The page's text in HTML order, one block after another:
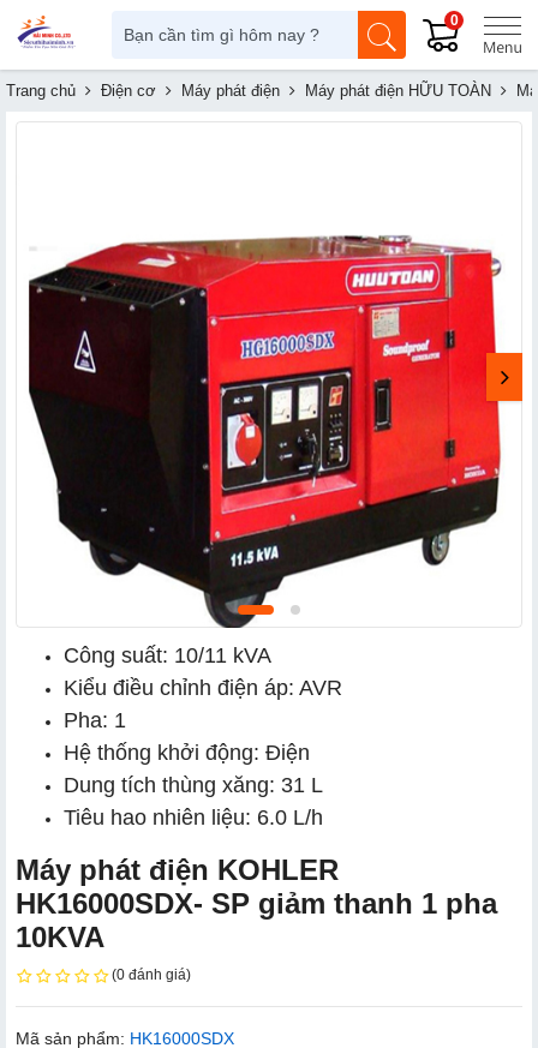
0
Trang chủ Điện cơ Máy phát điện Máy phát điện HỮU TOÀN
Công suất: 10/11 kVA
Kiểu điều chỉnh điện áp: AVR
Pha: 1
Hệ thống khởi động: Điện
Dung tích thùng xăng: 31 L
Tiêu hao nhiên liệu: 6.0 L/h
Máy phát điện KOHLER
HK16000SDX- SP giảm thanh 1 pha
10KVA
(0 đánh giá)
Mã sản phẩm: HK16000SDX